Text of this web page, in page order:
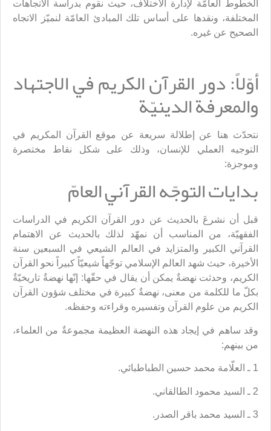
الخطوط العامّة لإدارة الاختلاف، حيث نقوم بدراسة الاتجاهات
المختلفة، ونقدها على أساس تلك المبادئ العامّة لنميّز الاتجاه
الصحيح عن غيره.
أوّلاً: دور القرآن الكريم في الاجتهاد
والمعرفة الدينيّة
نتحدّث هنا عن إطلالة سريعة عن موقع القرآن المكريم في
التوجيه العملي للإنسان، وذلك على شكل نقاط مختصرة
وموجزة:
بدايات التوجّه القرآني العامّ
قبل أن نشرعَ بالحديث عن دور القرآن الكريم في الدراسات
الفقهيّة، من المناسب أن نمهّد لذلك بالحديث عن الاهتمام
القرآني الكبير والمتزايد في العالم الشيعي في السبعين سنة
الأخيرة، حيث شهد العالم الإسلامي توجّهاً شيعيّاً كبيراً نحو القرآن
الكريم، وحدثت نهضةٌ يمكن أن يقال في حقّها: إنّها نهضةٌ تاريخيّةٌ
بكلّ ما للكلمة من معنى، نهضةٌ كبيرة في مختلف شؤون القرآن
الكريم من علوم القرآن وتفسيره وقراءته وحفظه.
وقد ساهم في إيجاد هذه النهضة العظيمة مجموعةٌ من العلماء،
من بينهم:
1 ـ العلّامة محمد حسين الطباطبائي.
2 ـ السيد محمود الطالقاني.
3 ـ السيد محمد باقر الصدر.